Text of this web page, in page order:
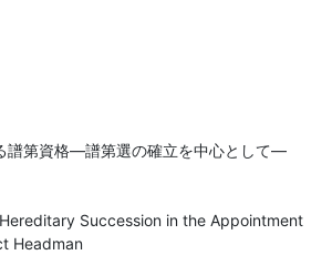
譜第資格―譜第選の確立を中心として―
Succession in the Appointment
Headman